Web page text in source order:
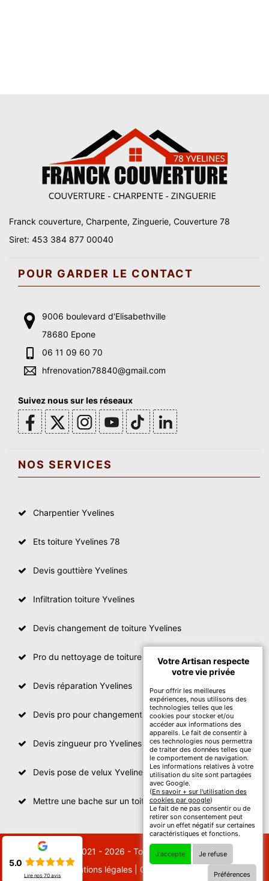
Franck couverture, Charpente, Zinguerie, Couverture 78
Siret: 453 384 877 00040
POUR GARDER LE CONTACT
9006 boulevard d'Elisabethville
78680 Epone
06 11 09 60 70
hfrenovation78840@gmail.com
Suivez nous sur les réseaux
NOS SERVICES
Charpentier Yvelines
Ets toiture Yvelines 78
Devis gouttière Yvelines
Infiltration toiture Yvelines
Devis changement de toiture Yvelines
Pro du nettoyage de toiture
Devis réparation Yvelines
Devis pro pour changement de toiture Yvelines
Devis zingueur pro Yvelines
Devis pose de velux Yvelines
Mettre une bache sur un toit Yvelines
© 2021 - 2026 - Tout droit réservé
Mentions légales| Contactez-nous
Votre Artisan respecte
votre vie privée
Pour offrir les meilleures
expériences, nous utilisons des
technologies telles que les
cookies pour stocker et/ou
accéder aux informations des
appareils. Le fait de consentir à
ces technologies nous permettra
de traiter des données telles que
le comportement de navigation.
Les informations relatives à votre
utilisation du site sont partagées
avec Google.
(En savoir + sur l'utilisation des
cookies par google)
Le fait de ne pas consentir ou de
retirer son consentement peut
avoir un effet négatif sur certaines
caractéristiques et fonctions.
J'accepte Je refuse
Préférences
5.0
Lire nos 70avis